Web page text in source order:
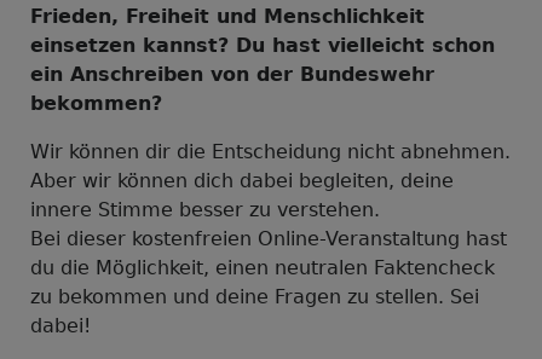
Frieden, Freiheit und Menschlichkeit
einsetzen kannst? Du hast vielleicht schon
ein Anschreiben von der Bundeswehr
bekommen?
Wir können dir die Entscheidung nicht abnehmen.
Aber wir können dich dabei begleiten, deine
innere Stimme besser zu verstehen.
Bei dieser kostenfreien Online-Veranstaltung hast
du die Möglichkeit, einen neutralen Faktencheck
zu bekommen und deine Fragen zu stellen. Sei
dabei!